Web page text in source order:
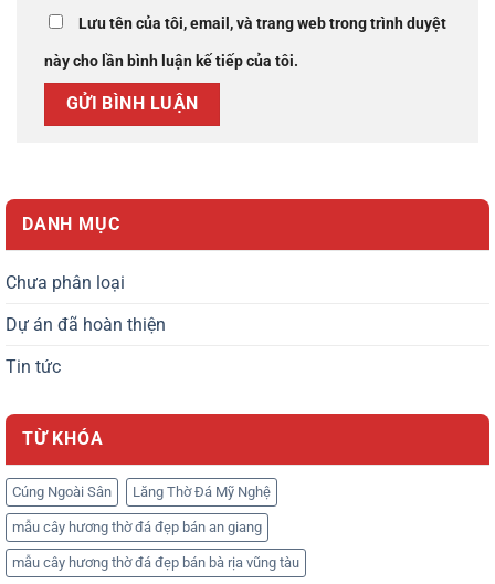
DANH MỤC
Chưa phân loại
Dự án đã hoàn thiện
Tin tức
TỪ KHÓA
Cúng Ngoài Sân Lăng Thờ Đá Mỹ Nghệ
mẫu cây hương thờ đá đẹp bán an giang
mẫu cây hương thờ đá đẹp bán bà rịa vũng tàu
Lưu tên của tôi, email, và trang web trong trình duyệt
này cho lần bình luận kế tiếp của tôi.